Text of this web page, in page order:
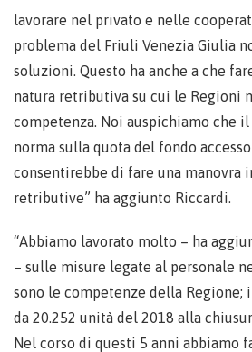
lavorare nel privato e nelle
problema del Friuli Venezia Giulia
soluzioni. Questo ha anche a che
natura retributiva su cui le Regioni
competenza. Noi auspichiamo che
norma sulla quota del fondo
consentirebbe di fare una manovra
retributive” ha aggiunto Riccardi.
“Abbiamo lavorato molto – ha
– sulle misure legate al personale
sono le competenze della Regione;
da 20.252 unità del 2018 alla
Nel corso di questi 5 anni abbiamo